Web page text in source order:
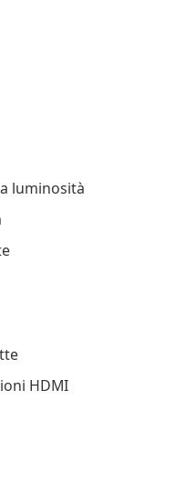
luminosità
HDMI